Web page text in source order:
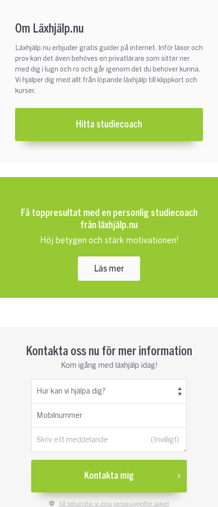
Om Läxhjälp.nu
Läxhjälp.nu erbjuder gratis guider på internet. Inför läxor och
prov kan det även behöves en privatlärare som sitter ner
med dig i lugn och ro och går igenom det du behöver kunna.
Vi hjälper dig med allt från löpande läxhjälp till klippkort och
kurser.
Hitta studiecoach
Få toppresultat med en personlig studiecoach
från läxhjälp.nu
Höj betygen och stärk motivationen!
Läs mer
Kontakta oss nu för mer information
Kom igång med läxhjälp idag!
Hur kan vi hjälpa dig?
Mobilnummer
Skriv ett meddelande
Kontakta mig
Så behandlar vi dina personuppgifter säkert